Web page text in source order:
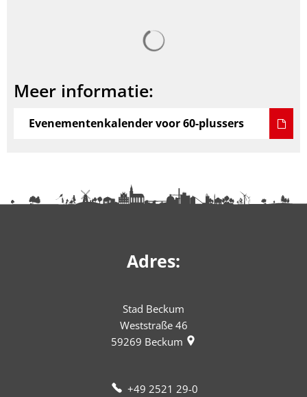
Meer informatie:
Evenementenkalender voor 60-plussers
Adres:
Stad Beckum
Weststraße 46
59269 Beckum
+49 2521 29-0